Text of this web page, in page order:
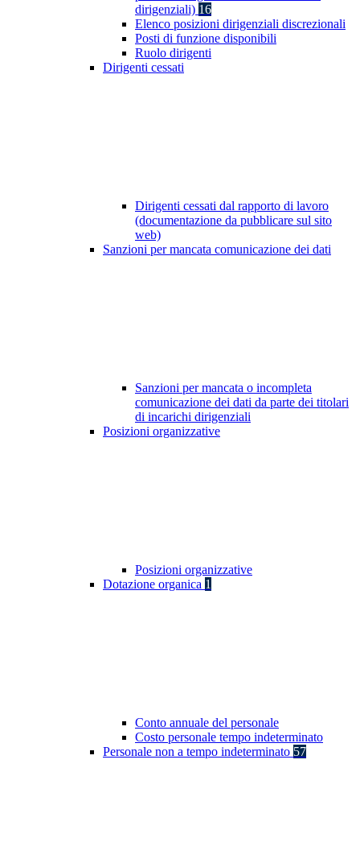
dirigenziali) 16
Elenco posizioni dirigenziali discrezionali
Posti di funzione disponibili
Ruolo dirigenti
Dirigenti cessati
Dirigenti cessati dal rapporto di lavoro
(documentazione da pubblicare sul sito
web)
Sanzioni per mancata comunicazione dei dati
Sanzioni per mancata o incompleta
comunicazione dei dati da parte dei titolari
di incarichi dirigenziali
Posizioni organizzative
Posizioni organizzative
Dotazione organica 1
Conto annuale del personale
Costo personale tempo indeterminato
Personale non a tempo indeterminato 57